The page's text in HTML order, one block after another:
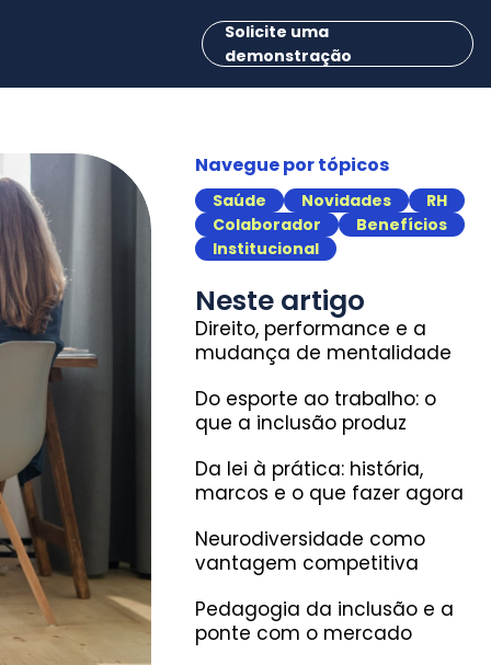
Solicite uma
demonstração
Navegue por tópicos
Saúde Novidades
RH
Colaborador
Benefícios
Institucional
Neste artigo
Direito, performance e a
mudança de mentalidade
Do esporte ao trabalho: o
que a inclusão produz
Da lei à prática: história,
marcos e o que fazer agora
Neurodiversidade como
vantagem competitiva
Pedagogia da inclusão e a
ponte com o mercado